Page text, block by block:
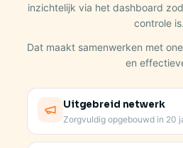
inzichtelijk via het dashboard
controle is.
Dat maakt samenwerken met
en
Uitgebreid netwerk
Zorgvuldig opgebouwd in 20